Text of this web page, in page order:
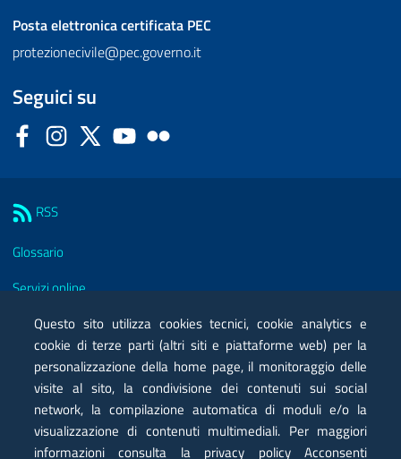
Posta elettronica certificata PEC
protezionecivile@pec.governo.it
Seguici su
FacebookInstagram
Twitter YouTube
RSS
Glossario
Servizi online
Moduli
Posta elettronica certificata PEC
Privacy
Note legali
Questo sito utilizza cookies tecnici, cookie analytics e
cookie di terze parti (altri siti e piattaforme web) per la
personalizzazione della home page, il monitoraggio delle
visite al sito, la condivisione dei contenuti sui social
network, la compilazione automatica di moduli e/o la
visualizzazione di contenuti multimediali. Per maggiori
informazioni consulta la privacy policy Acconsenti